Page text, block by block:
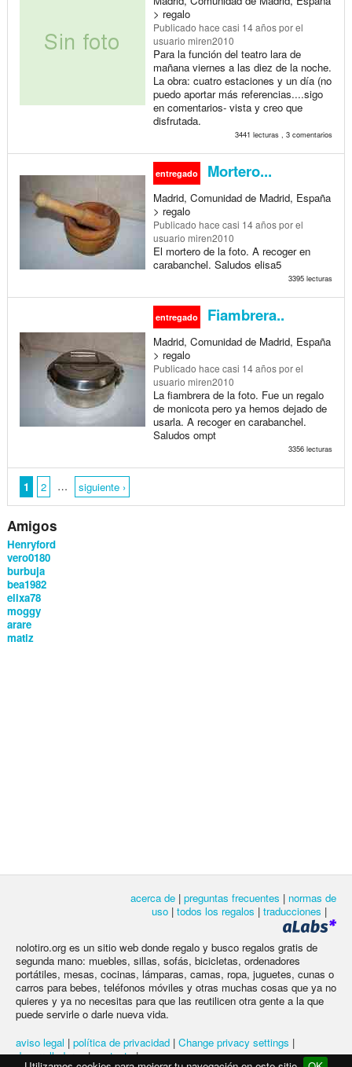
> regalo
Publicado hace casi 14 añospor el
usuario miren2010
Para la función del teatro lara de
mañana viernes a las diez de la noche.
La obra: cuatro estaciones y un día (no
puedo aportar más referencias....sigo
en comentarios- vista y creo que
disfrutada.
3441 lecturas , 3 comentarios
entregado Mortero...
Madrid, Comunidad de Madrid, España
> regalo
Publicado hace casi 14 añospor el
usuario miren2010
El mortero de la foto. A recoger en
carabanchel. Saludos elisa5
3395 lecturas
entregado Fiambrera..
Madrid, Comunidad de Madrid, España
> regalo
Publicado hace casi 14 añospor el
usuario miren2010
La fiambrera de la foto. Fue un regalo
de monicota pero ya hemos dejado de
usarla. A recoger en carabanchel.
Saludos ompt
3356 lecturas
1 2 … siguiente ›
Amigos
Henryford
vero0180
burbuja
bea1982
elixa78
moggy
arare
matiz
acerca de | preguntas frecuentes | normas de
uso | todos los regalos | traducciones |
nolotiro.org es un sitio web donde regalo y busco regalos gratis de
segunda mano: muebles, sillas, sofás, bicicletas, ordenadores
portátiles, mesas, cocinas, lámparas, camas, ropa, juguetes, cunas o
carros para bebes, teléfonos móviles y otras muchas cosas que ya no
quieres y ya no necesitas para que las reutilicen otra gente a la que
puede servirle o darle nueva vida.
aviso legal | política de privacidad | Change privacy settings |
desarrolladores|contacto|